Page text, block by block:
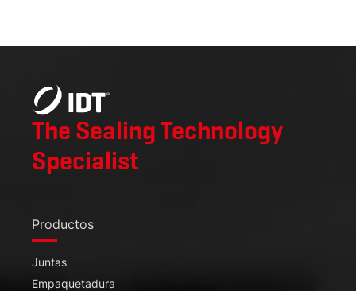
The Sealing Technology
Specialist
Productos
Juntas
Empaquetadura